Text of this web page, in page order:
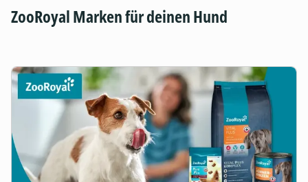
ZooRoyal Marken für deinen Hund